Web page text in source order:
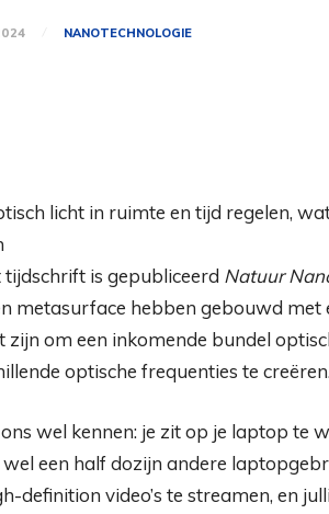
NANOTECHNOLOGIE
is gepubliceerd Natuur
metasurface hebben gebouwd
om een ​​inkomende bundel
optische frequenties te
wel kennen: je zit op je laptop te
een half dozijn andere
definition video’s te streamen, en